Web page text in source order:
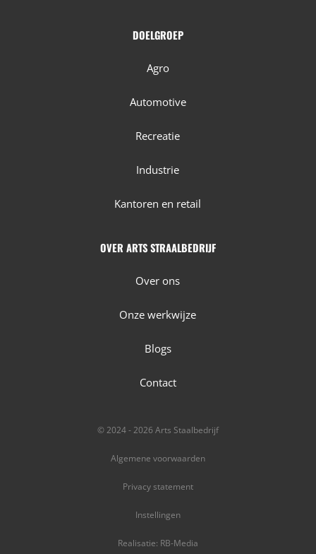
DOELGROEP
Agro
Automotive
Recreatie
Industrie
Kantoren en retail
OVER ARTS STRAALBEDRIJF
Over ons
Onze werkwijze
Blogs
Contact
© 2024 - 2026 Arts Staalbedrijf
Algemene voorwaarden
Privacy statement
Instellingen
Realisatie: RB-Media